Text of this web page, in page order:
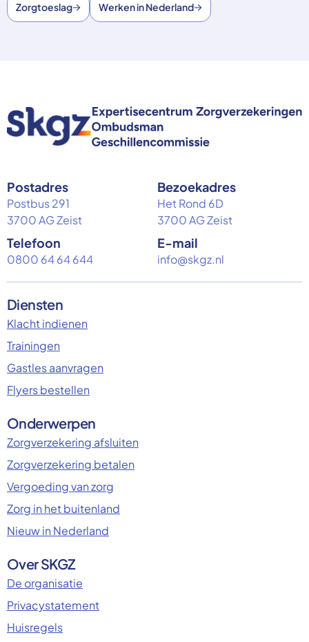
Zorgtoeslag Werken in Nederland
Postadres
Postbus 291
3700 AG Zeist
Bezoekadres
Het Rond 6D
3700 AG Zeist
Telefoon
0800 64 64 644
E-mail
info@skgz.nl
Diensten
Klacht indienen
Trainingen
Gastles aanvragen
Flyers bestellen
Onderwerpen
Zorgverzekering afsluiten
Zorgverzekering betalen
Vergoeding van zorg
Zorg in het buitenland
Nieuw in Nederland
Over SKGZ
De organisatie
Privacystatement
Huisregels